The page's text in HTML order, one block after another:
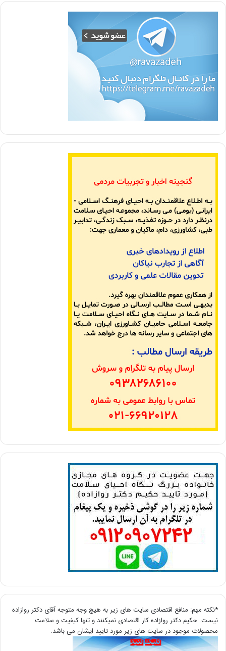
*نکته مهم: منافع اقتصادی سایت های زیر به هیچ وجه متوجه آقای دکتر روازاده
نیست. حکیم دکتر روازاده کار اقتصادی نمیکنند و تنها کیفیت و سلامت
محصولات موجود در سایت های زیر مورد تایید ایشان می باشد.